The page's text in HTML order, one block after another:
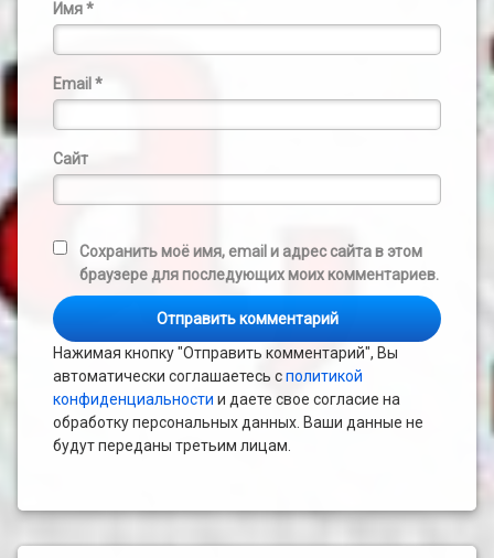
Имя*
Email *
Сайт
Сохранить моё имя, email и адрес сайта в этом
браузере для последующих моих комментариев.
Нажимая кнопку "Отправить комментарий", Вы
автоматически соглашаетесь сполитикой
конфиденциальности и даете свое согласие на
обработку персональных данных. Ваши данные не
будут переданы третьим лицам.